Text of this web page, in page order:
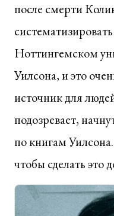
после смерти
Ноттингемском
Уилсона, и это
источник для
подозревает,
по книгам
чтобы сделать это